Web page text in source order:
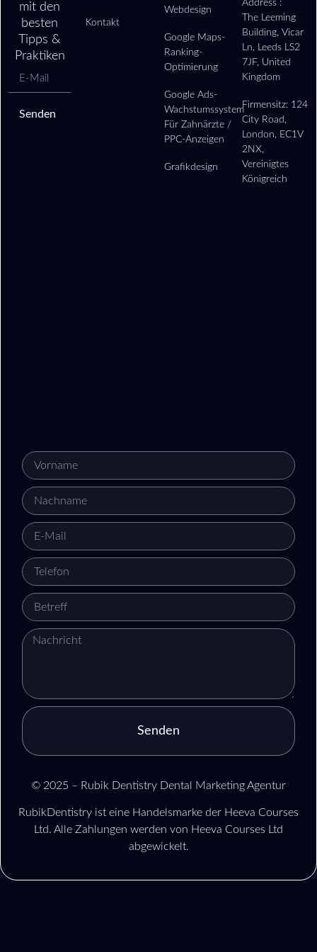
mit den
besten
Tipps &
Praktiken
Senden
Kontakt
Webdesign
Google Maps-
Ranking-
Optimierung
Google Ads-
Wachstumssystem
Für Zahnärzte /
PPC-Anzeigen
Grafikdesign
Address :
The Leeming
Building, Vicar
Ln, Leeds LS2
7JF, United
Kingdom
Firmensitz: 124
City Road,
London, EC1V
2NX,
Vereinigtes
Königreich
Senden
© 2025 – Rubik Dentistry Dental Marketing Agentur
RubikDentistry ist eine Handelsmarke der Heeva Courses
Ltd. Alle Zahlungen werden von Heeva Courses Ltd
abgewickelt.